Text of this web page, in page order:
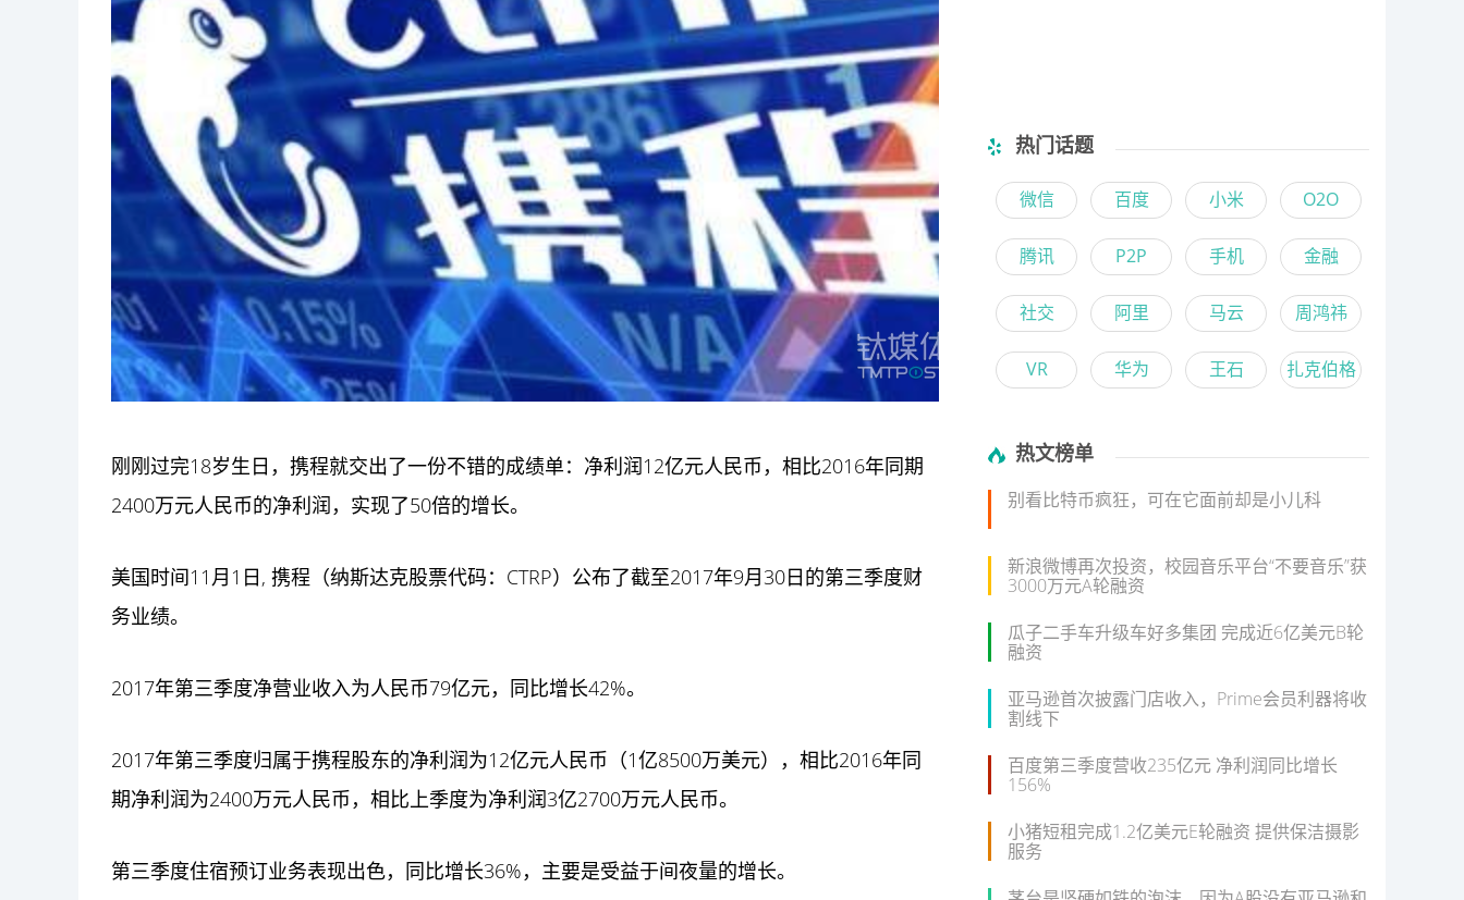
刚刚过完18岁生日，携程就交出了一份不错的成绩单：净利润12亿元人民币，相比2016年同期
2400万元人民币的净利润，实现了50倍的增长。
美国时间11月1日, 携程（纳斯达克股票代码：CTRP）公布了截至2017年9月30日的第三季度财
务业绩。
2017年第三季度净营业收入为人民币79亿元，同比增长42%。
2017年第三季度归属于携程股东的净利润为12亿元人民币（1亿8500万美元），相比2016年同
期净利润为2400万元人民币，相比上季度为净利润3亿2700万元人民币。
第三季度住宿预订业务表现出色，同比增长36%，主要是受益于间夜量的增长。
热门话题
微信 百度 小米 O2O
腾讯 P2P 手机 金融
社交 阿里 马云 周鸿祎
VR 华为 王石 扎克伯格
热文榜单
别看比特币疯狂，可在它面前却是小儿科
新浪微博再次投资，校园音乐平台“不要音乐”获
3000万元A轮融资
瓜子二手车升级车好多集团 完成近6亿美元B轮
融资
亚马逊首次披露门店收入，Prime会员利器将收
割线下
百度第三季度营收235亿元 净利润同比增长
156%
小猪短租完成1.2亿美元E轮融资 提供保洁摄影
服务